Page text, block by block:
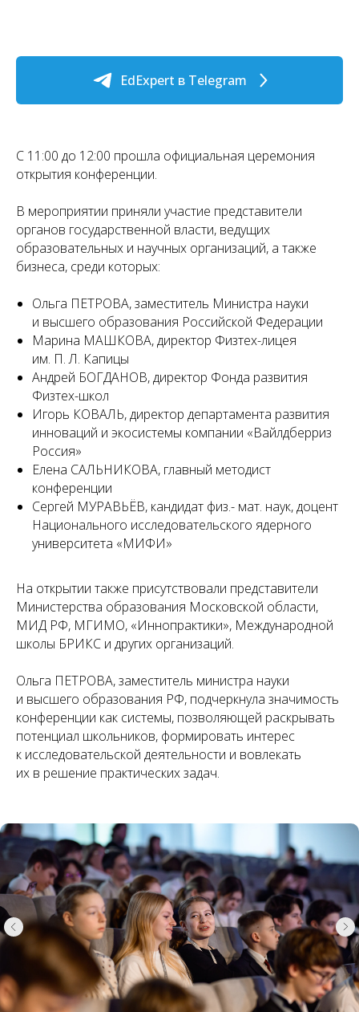
EdExpert в Telegram
С 11:00 до 12:00 прошла официальная церемония
открытия конференции.
В мероприятии приняли участие представители
органов государственной власти, ведущих
образовательных и научных организаций, а также
бизнеса, среди которых:
Ольга ПЕТРОВА, заместитель Министра науки
и высшего образования Российской Федерации
Марина МАШКОВА, директор Физтех-лицея
им. П. Л. Капицы
Андрей БОГДАНОВ, директор Фонда развития
Физтех-школ
Игорь КОВАЛЬ, директор департамента развития
инноваций и экосистемы компании «Вайлдберриз
Россия»
Елена САЛЬНИКОВА, главный методист
конференции
Сергей МУРАВЬЁВ, кандидат физ.- мат. наук, доцент
Национального исследовательского ядерного
университета «МИФИ»
На открытии также присутствовали представители
Министерства образования Московской области,
МИД РФ, МГИМО, «Иннопрактики», Международной
школы БРИКС и других организаций.
Ольга ПЕТРОВА, заместитель министра науки
и высшего образования РФ, подчеркнула значимость
конференции как системы, позволяющей раскрывать
потенциал школьников, формировать интерес
к исследовательской деятельности и вовлекать
их в решение практических задач.